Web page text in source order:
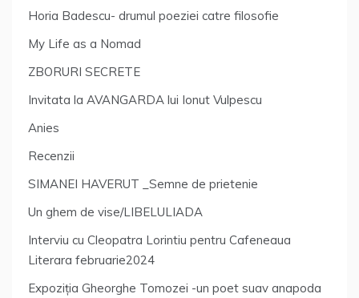
Horia Badescu- drumul poeziei catre filosofie
My Life as a Nomad
ZBORURI SECRETE
Invitata la AVANGARDA lui Ionut Vulpescu
Anies
Recenzii
SIMANEI HAVERUT _Semne de prietenie
Un ghem de vise/LIBELULIADA
Interviu cu Cleopatra Lorintiu pentru Cafeneaua
Literara februarie2024
Expoziția Gheorghe Tomozei -un poet suav anapoda